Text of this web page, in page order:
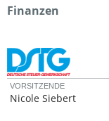
Finanzen
VORSITZENDE
Nicole Siebert